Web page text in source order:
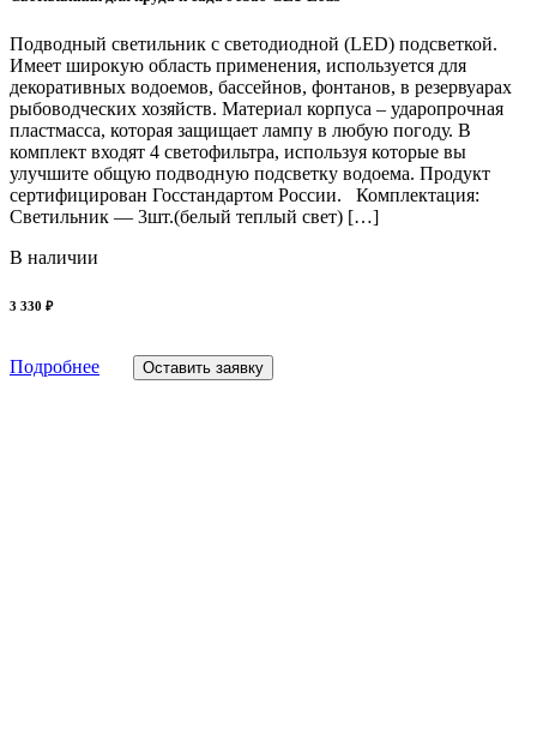
Подводный светильник с светодиодной (LED) подсветкой.
Имеет широкую область применения, используется для
декоративных водоемов, бассейнов, фонтанов, в резервуарах
рыбоводческих хозяйств. Материал корпуса – ударопрочная
пластмасса, которая защищает лампу в любую погоду. В
комплект входят 4 светофильтра, используя которые вы
улучшите общую подводную подсветку водоема. Продукт
сертифицирован Госстандартом России. Комплектация:
Светильник — 3шт.(белый теплый свет) […]
В наличии
3 330 ₽
Подробнее Оставить заявку